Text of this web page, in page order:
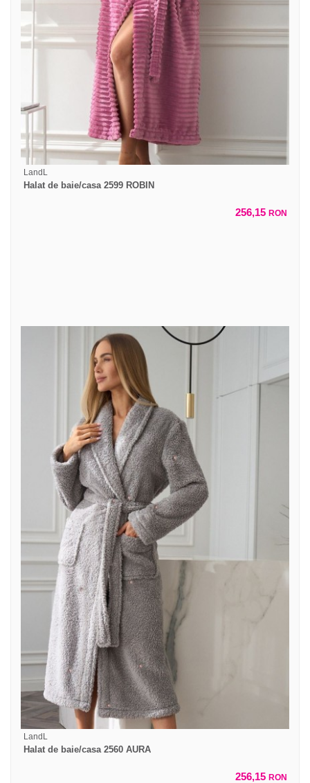
LandL
Halat de baie/casa 2599 ROBIN
256,15 RON
LandL
Halat de baie/casa 2560 AURA
256,15 RON